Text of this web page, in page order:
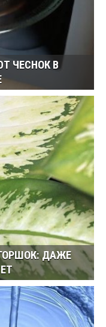
ЧЕСНОК В
ДАЖЕ